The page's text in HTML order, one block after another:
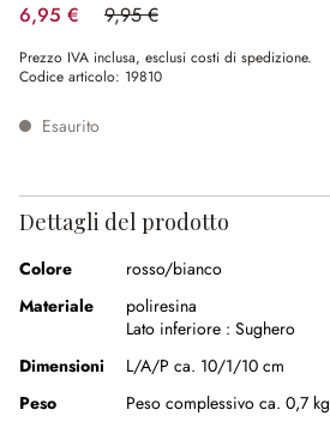
6,95 € 9,95 €
(risparmio 30.15%)
Prezzo IVA inclusa, esclusi costi di spedizione.
Codice articolo: 19810
Esaurito
Dettagli del prodotto
Colore
rosso/bianco
Materiale
poliresina
Lato inferiore : Sughero
Dimensioni
L/A/P ca. 10/1/10 cm
Peso
Peso complessivo ca. 0,7 kg